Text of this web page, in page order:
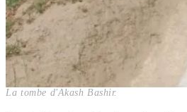
La tombe d'Akash Bashir.